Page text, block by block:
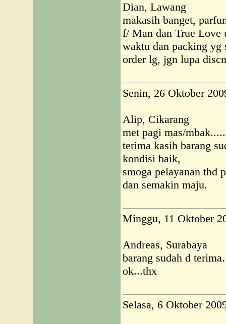
Dian, Lawang
makasih banget,
f/ Man dan True Love
waktu dan packing yg
order lg, jgn lupa
Senin, 26 Oktober
Alip, Cikarang
met pagi mas/
terima kasih barang
kondisi baik,
smoga pelayanan thd
dan semakin maju.
Minggu, 11 Oktober
Andreas, Surabaya
barang sudah d
ok...thx
Selasa, 6 Oktober